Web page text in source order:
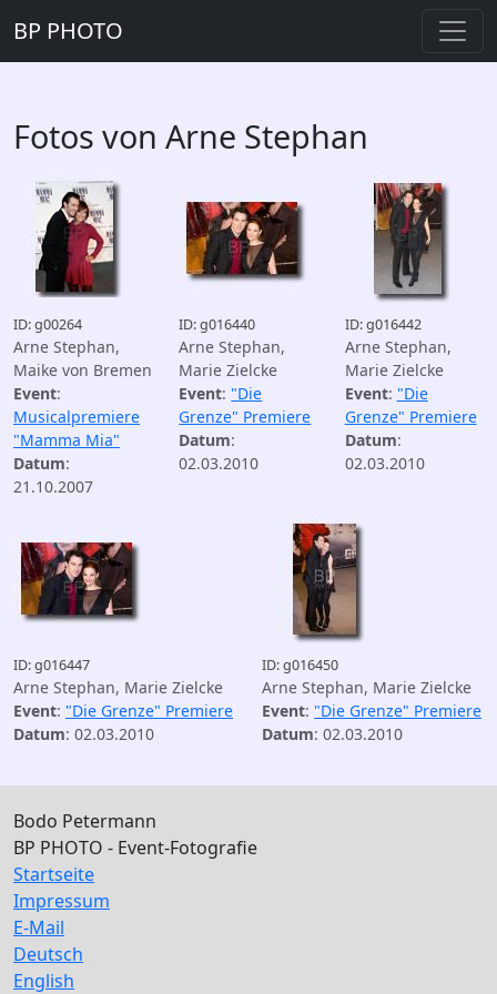
BP PHOTO
Fotos von Arne Stephan
ID: g00264
Arne Stephan,
Maike von Bremen
Event:
Musicalpremiere
"Mamma Mia"
Datum:
21.10.2007
ID: g016440
Arne Stephan,
Marie Zielcke
Event: "Die
Grenze" Premiere
Datum:
02.03.2010
ID: g016442
Arne Stephan,
Marie Zielcke
Event: "Die
Grenze" Premiere
Datum:
02.03.2010
ID: g016447
Arne Stephan, Marie Zielcke
Event: "Die Grenze" Premiere
Datum: 02.03.2010
ID: g016450
Arne Stephan, Marie Zielcke
Event: "Die Grenze" Premiere
Datum: 02.03.2010
Bodo Petermann
BP PHOTO - Event-Fotografie
Startseite
Impressum
E-Mail
Deutsch
English